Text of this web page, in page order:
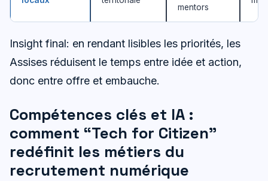
mentors
Insight final: en rendant lisibles les priorités, les
Assises réduisent le temps entre idée et action,
donc entre offre et embauche.
Compétences clés et IA :
comment “Tech for Citizen”
redéfinit les métiers du
recrutement numérique